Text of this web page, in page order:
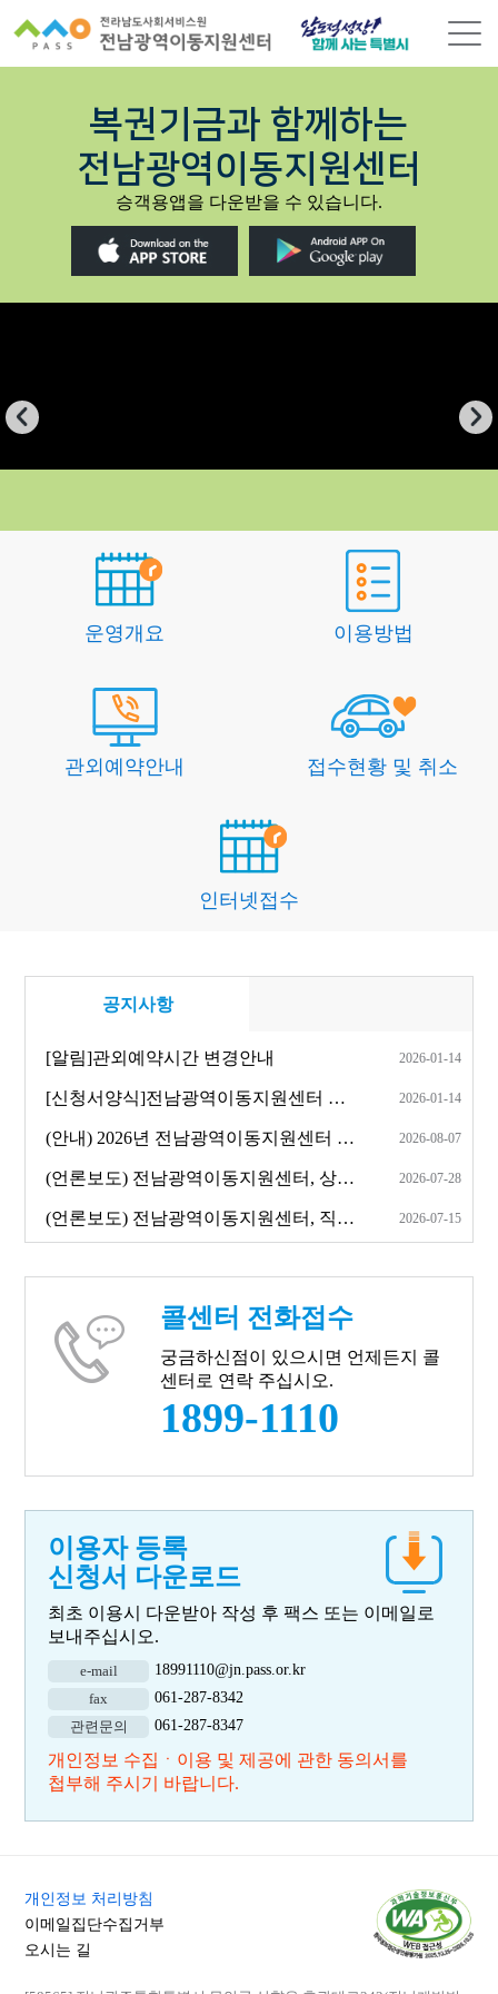
문
복권기금과 함께하는
전남광역이동지원센터
승객용앱을 다운받을 수 있습니다.
운영개요 이용방법
관외예약안내 접수현황 및 취소
인터넷접수
공지사항
[알림]관외예약시간 변경안내 2026-01-14
[신청서양식]전남광역이동지원센터 특별교통수단 이용자 기본정보 등록신청서 2026-01-14
(안내) 2026년 전남광역이동지원센터 리플릿 안내 2026-08-07
(언론보도) 전남광역이동지원센터, 상담원 현장업무체험 떠나다... 2026-07-28
(언론보도) 전남광역이동지원센터, 직원 재충전 시간 마련 2026-07-15
콜센터 전화접수
궁금하신점이 있으시면 언제든지 콜
센터로 연락 주십시오.
1899-1110
이용자 등록
신청서 다운로드
최초 이용시 다운받아 작성 후 팩스 또는 이메일로
보내주십시오.
e-mail 18991110@jn.pass.or.kr
fax 061-287-8342
관련문의 061-287-8347
개인정보 수집ㆍ이용 및 제공에 관한 동의서를
첩부해 주시기 바랍니다.
개인정보 처리방침
이메일집단수집거부
오시는 길